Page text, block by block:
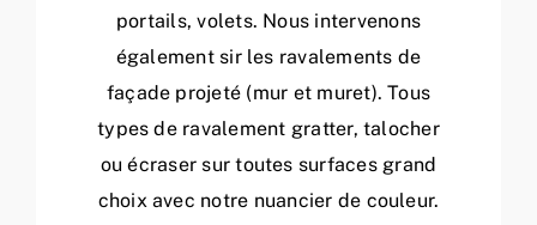
portails, volets. Nous intervenons
également sir les ravalements de
façade projeté (mur et muret). Tous
types de ravalement gratter, talocher
ou écraser sur toutes surfaces grand
choix avec notre nuancier de couleur.